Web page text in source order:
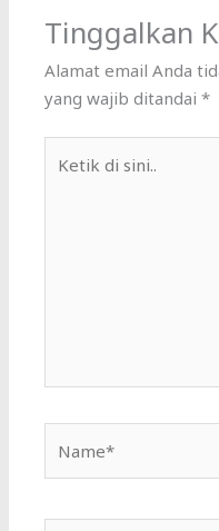
Tinggalkan
Alamat email Anda
yang wajib ditandai*